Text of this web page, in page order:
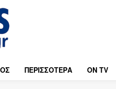
ΠΕΡΙΣΣΟΤΕΡΑ ON TV